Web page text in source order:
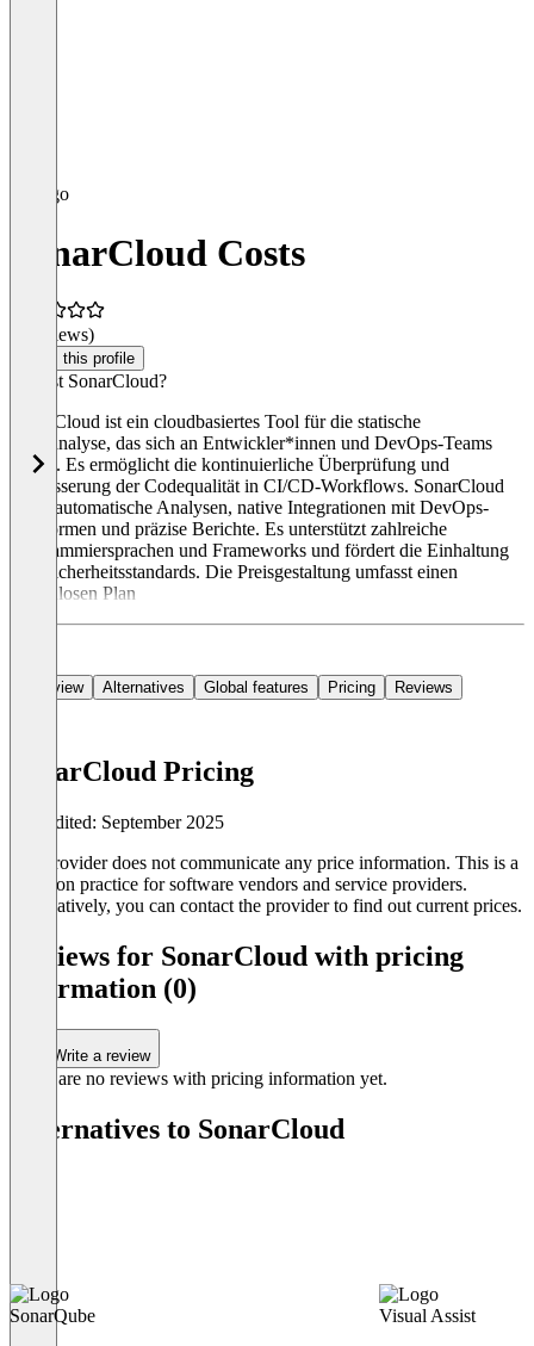
SonarCloud Costs
(0 reviews)
Claim this profile
Was ist SonarCloud?
SonarCloud ist ein cloudbasiertes Tool für die statische
Codeanalyse, das sich an Entwickler*innen und DevOps-Teams
richtet. Es ermöglicht die kontinuierliche Überprüfung und
Verbesserung der Codequalität in CI/CD-Workflows. SonarCloud
bietet automatische Analysen, native Integrationen mit DevOps-
Plattformen und präzise Berichte. Es unterstützt zahlreiche
Programmiersprachen und Frameworks und fördert die Einhaltung
von Sicherheitsstandards. Die Preisgestaltung umfasst einen
kostenlosen Plan
Overview Alternatives Global features Pricing Reviews
SonarCloud Pricing
Last edited: September 2025
The provider does not communicate any price information. This is a
common practice for software vendors and service providers.
Alternatively, you can contact the provider to find out current prices.
Reviews for SonarCloud with pricing
information (0)
Write a review
There are no reviews with pricing information yet.
Alternatives to SonarCloud
SonarQube Visual Assist